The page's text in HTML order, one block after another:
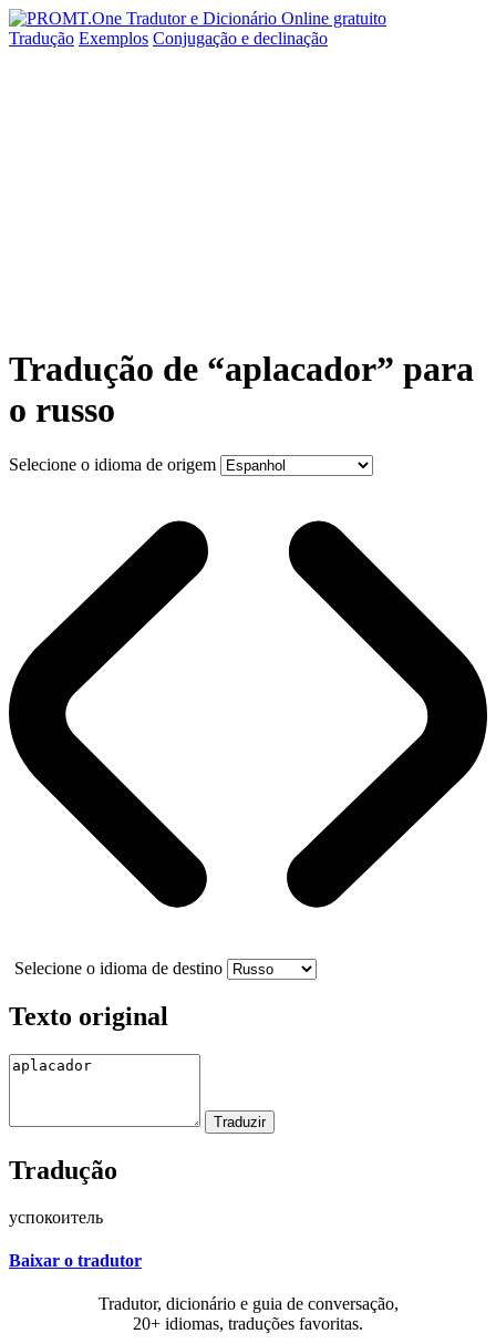
Tradução Exemplos Conjugação e declinação
Tradução de “aplacador” para
o russo
Selecione o idioma de origem
Selecione o idioma de destino
Texto original
Tradução
успокоитель
Baixar o tradutor
Tradutor, dicionário e guia de conversação,
20+ idiomas, traduções favoritas.